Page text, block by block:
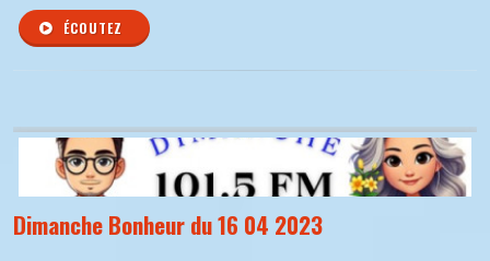
ÉCOUTEZ
Dimanche Bonheur du 16 04 2023